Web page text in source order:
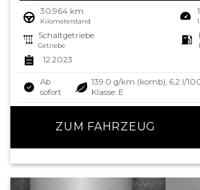
30.964 km
Kilometerstand
Schaltgetriebe
Getriebe
12.2023
Ab
sofort
139.0 g/km (komb), 6,2 l/
Klasse: E
ZUM FAHRZEUG